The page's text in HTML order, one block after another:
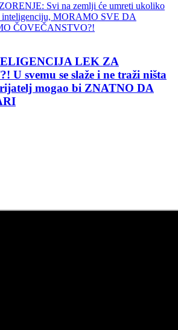
LEK ZA
U svemu se slaže i ne traži ništa
mogao bi ZNATNO DA